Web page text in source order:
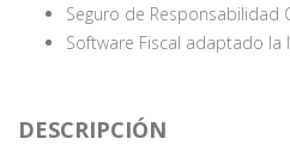
Seguro de Responsabilidad
Software Fiscal adaptado la
DESCRIPCIÓN